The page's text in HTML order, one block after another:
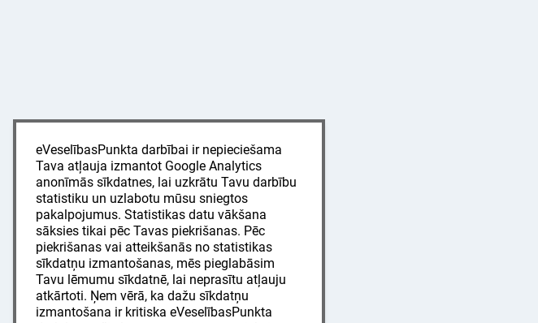
eVeselībasPunkta darbībai ir nepieciešama
Tava atļauja izmantot Google Analytics
anonīmās sīkdatnes, lai uzkrātu Tavu darbību
statistiku un uzlabotu mūsu sniegtos
pakalpojumus. Statistikas datu vākšana
sāksies tikai pēc Tavas piekrišanas. Pēc
piekrišanas vai atteikšanās no statistikas
sīkdatņu izmantošanas, mēs pieglabāsim
Tavu lēmumu sīkdatnē, lai neprasītu atļauju
atkārtoti. Ņem vērā, ka dažu sīkdatņu
izmantošana ir kritiska eVeselībasPunkta